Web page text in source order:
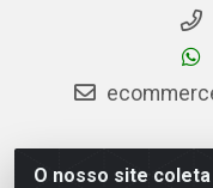
O nosso site